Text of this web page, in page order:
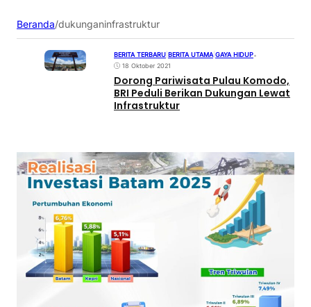
Beranda/dukunganinfrastruktur
BERITA TERBARU BERITA UTAMA|GAYA HIDUP•
18 Oktober 2021
Dorong Pariwisata Pulau Komodo,
BRI Peduli Berikan Dukungan Lewat
Infrastruktur